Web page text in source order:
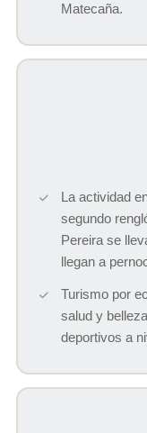
Matecaña.
La actividad
segundo
Pereira se
llegan a
Turismo por
salud y
deportivos a